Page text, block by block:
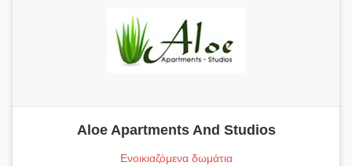
Aloe Apartments And Studios
Ενοικιαζόμενα δωμάτια